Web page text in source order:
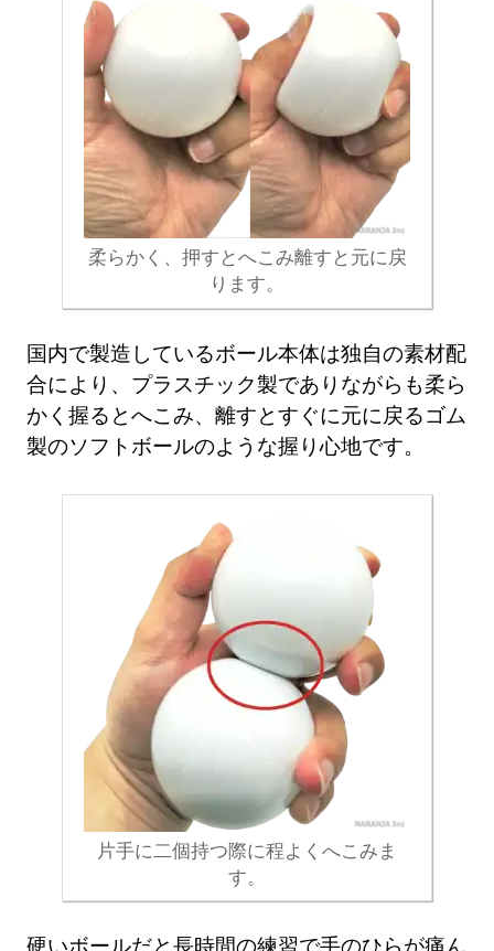
柔らかく、押すとへこみ離すと元に戻
ります。
国内で製造しているボール本体は独自の素材配
合により、プラスチック製でありながらも柔ら
かく握るとへこみ、離すとすぐに元に戻るゴム
製のソフトボールのような握り心地です。
片手に二個持つ際に程よくへこみま
す。
硬いボールだと長時間の練習で手のひらが痛ん